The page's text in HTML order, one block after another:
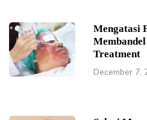
Mengatasi
Treatment
December 7,